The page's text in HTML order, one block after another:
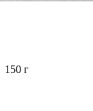
150 г